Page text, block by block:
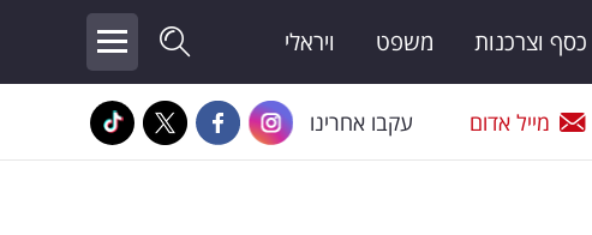
כסף וצרכנות משפט ויראלי
מייל אדום עקבו אחרינו